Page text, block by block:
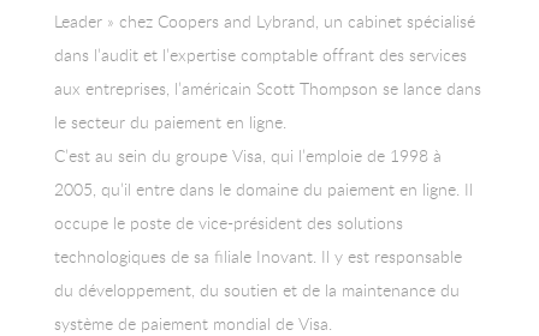
Leader » chez Coopers and Lybrand, un cabinet spécialisé
dans l’audit et l’expertise comptable offrant des services
aux entreprises, l’américain Scott Thompson se lance dans
le secteur du paiement en ligne.
C’est au sein du groupe Visa, qui l’emploie de 1998 à
2005, qu’il entre dans le domaine du paiement en ligne. Il
occupe le poste de vice-président des solutions
technologiques de sa filiale Inovant. Il y est responsable
du développement, du soutien et de la maintenance du
système de paiement mondial de Visa.